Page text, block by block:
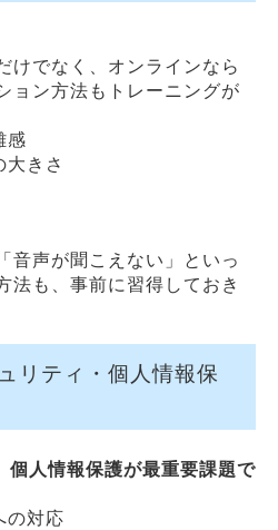
けでなく、オンラインなら
ョン方法もトレーニングが
感
大きさ
音声が聞こえない」といっ
法も、事前に習得しておき
リティ・個人情報保
個人情報保護が最重要課題で
の対応